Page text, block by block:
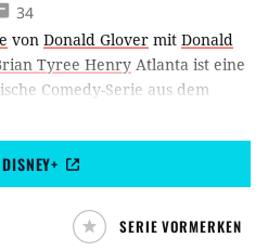
34
von Donald Glover mit Donald
Tyree Henry Atlanta ist eine
Comedy-Serie aus dem
der Musikbranche
wollen, wurde von Donald
der zusammen mit Brian Tyree
Lee Stanfield und Zazie Beetz
der Hauptrollen zu sehen ist.
SERIE VORMERKEN